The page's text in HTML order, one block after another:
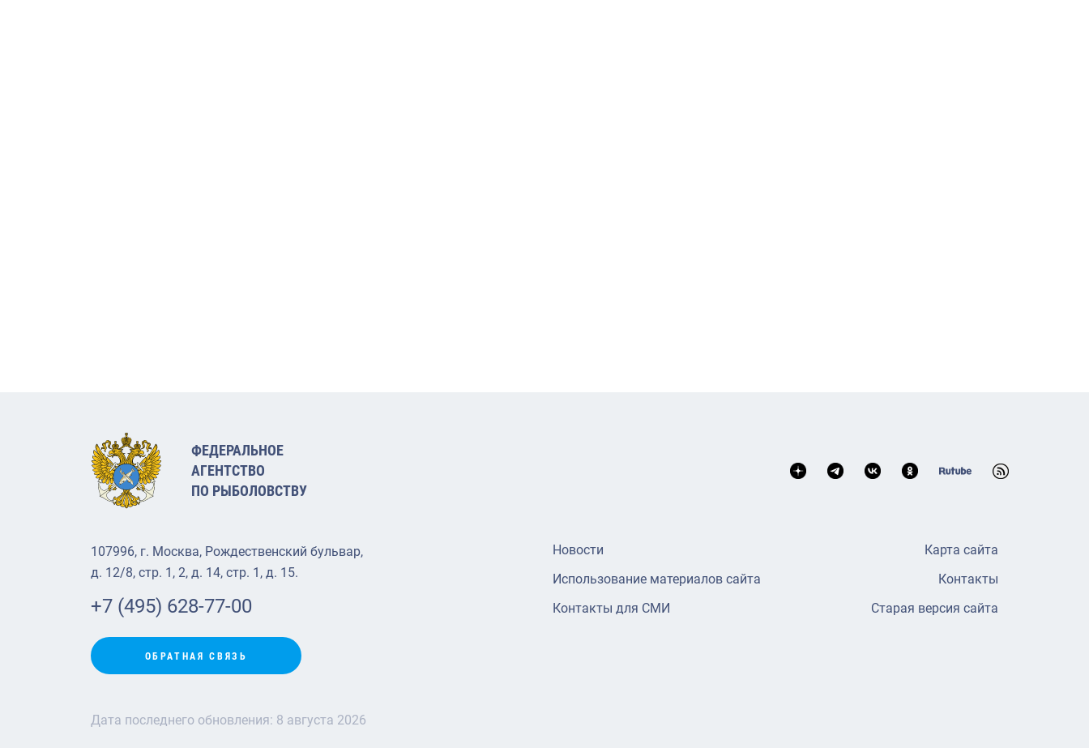
ФЕДЕРАЛЬНОЕ
АГЕНТСТВО
ПО РЫБОЛОВСТВУ
107996, г. Москва, Рождественский бульвар,
д. 12/8, стр. 1, 2, д. 14, стр. 1, д. 15.
+7 (495) 628-77-00
ОБРАТНАЯ СВЯЗЬ
Новости
Использование материалов сайта
Контакты для СМИ
Карта сайта
Контакты
Старая версия сайта
Дата последнего обновления: 8 августа 2026